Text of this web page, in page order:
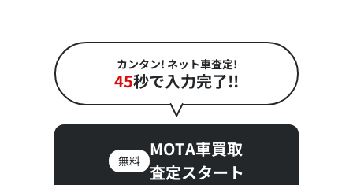
90.3 万
円～100 万
カンタン! ネット車査定!
45秒で入力完了!!
無料
MOTA車買取
査定スタート